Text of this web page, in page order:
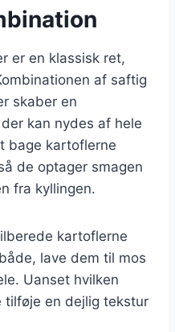
er en klassisk ret,
af saftig
skaber en
kan nydes af hele
bage kartoflerne
de optager smagen
fra kyllingen.
kartoflerne
lave dem til mos
Uanset hvilken
en dejlig tekstur